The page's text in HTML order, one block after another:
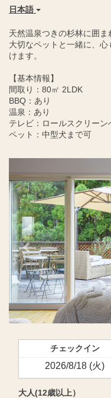
日本語
天然温泉つきの杉林に囲
大切なペットと一緒に、
けます。
【基本情報】
間取り：80㎡ 2LDK
BBQ：あり
温泉：あり
テレビ：ロールスクリーン
ペット：中型犬まで可
チェックイン
大人(12歳以上）